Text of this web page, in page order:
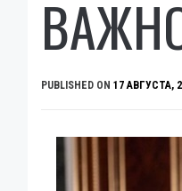
PUBLISHED ON 17 АВГУСТА,